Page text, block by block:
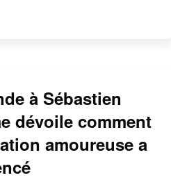
à Sébastien
dévoile comment
amoureuse a